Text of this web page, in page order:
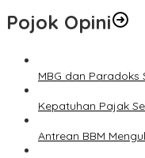
Pojok Opini
MBG dan Paradoks
Kepatuhan Pajak
Antrean BBM